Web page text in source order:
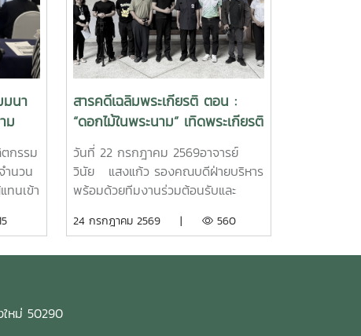
มนา
ม
ม
และ
กรรม
ำนวน
ทนเข้า
ร
วันที่
แรมวิ
สารคดีเฉลิมพระเกียรติ ตอน :
“ดอกไม้ในพระนาม” เทิดพระเกียรติ
วันที่ 22 กรกฎาคม 2569อาจารย์
วินัย แสงแก้ว รองคณบดีฝ่ายบริหาร
พร้อมด้วยทีมงานร่วมต้อนรับและ
โทรทัศน์แห่งประเทศไทย จังหวัด
24 กรกฎาคม 2569 | 560
หม่ 50290